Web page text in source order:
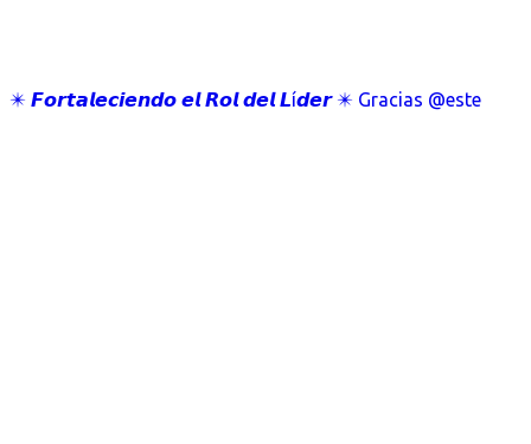
✴️ 𝙁𝙤𝙧𝙩𝙖𝙡𝙚𝙘𝙞𝙚𝙣𝙙𝙤 𝙚𝙡 𝙍𝙤𝙡 𝙙𝙚𝙡 𝙇í𝙙𝙚𝙧 ✴️ Gracias @este